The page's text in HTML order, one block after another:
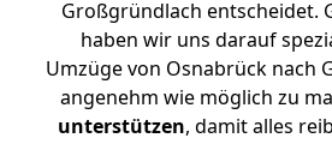
Großgründlach entscheidet.
haben wir uns darauf
Umzüge von Osnabrück nach
angenehm wie möglich zu
unterstützen, damit alles